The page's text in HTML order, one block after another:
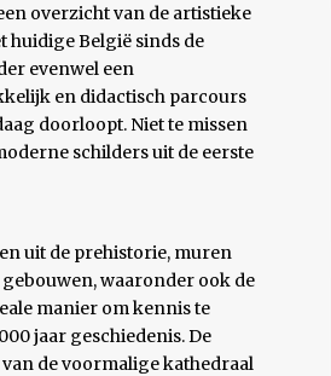
overzicht van de artistieke
huidige België sinds de
evenwel een
en didactisch parcours
doorloopt. Niet te missen
schilders uit de eerste
uit de prehistorie, muren
waaronder ook de
manier om kennis te
jaar geschiedenis. De
de voormalige kathedraal